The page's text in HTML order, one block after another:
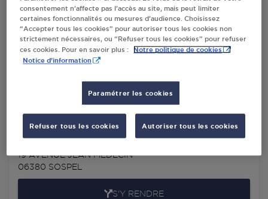
CARREFOUR MARKET OLVADIS ANTIBES
1770 ROUTE DE GRASSE
ZI LES TERRIERS
S'Y RENDRE
EUREKA SOSPEL
19 AVENUE JEAN MEDECIN
06380 SOSPEL
S'Y RENDRE
consentement n’affecte pas l’accès au site, mais peut limiter
certaines fonctionnalités ou mesures d’audience. Choisissez
“Accepter tous les cookies” pour autoriser tous les cookies non
strictement nécessaires, ou “Refuser tous les cookies” pour refuser
ces cookies. Pour en savoir plus :
Notre politique de cookies
Notice d'information
Paramétrer les cookies
Refuser tous les cookies Autoriser tous les cookies